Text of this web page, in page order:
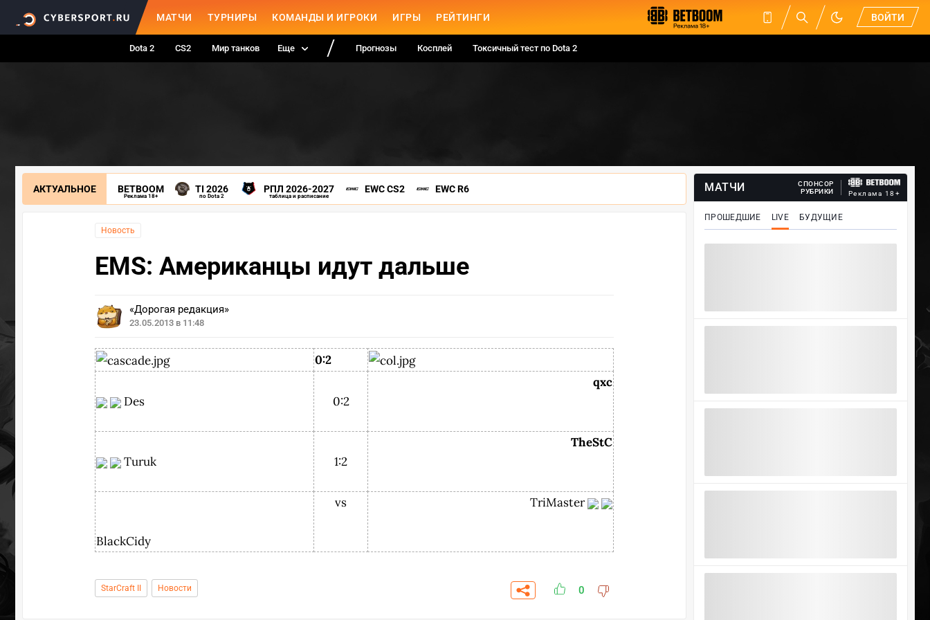
МАТЧИ ТУРНИРЫ КОМАНДЫ И ИГРОКИ ИГРЫ РЕЙТИНГИ ВОЙТИ
Dota 2 CS2 Мир танков Еще Прогнозы Косплей Токсичный тест по Dota 2
АКТУАЛЬНОЕ BETBOOM
Реклама 18+
TI 2026
по Dota 2
РПЛ 2026-2027
таблица и расписание
EWC CS2 EWC R6
Новость
EMS: Американцы идут дальше
«Дорогая редакция»
23.05.2013 в 11:48
0:2
Des 0:2
qxc
Turuk 1:2
TheStC
BlackCidy
vs TriMaster
StarCraft II Новости 0
МАТЧИ
СПОНСОР
РУБРИКИ
Реклама 18+
ПРОШЕДШИЕ LIVE БУДУЩИЕ